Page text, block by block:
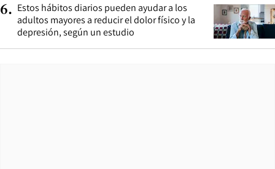
6. Estos hábitos diarios pueden ayudar a los
adultos mayores a reducir el dolor físico y la
depresión, según un estudio